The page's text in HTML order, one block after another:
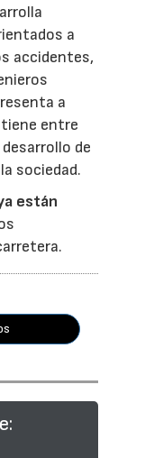
a
accidentes,
a
entre
de
sociedad.
están